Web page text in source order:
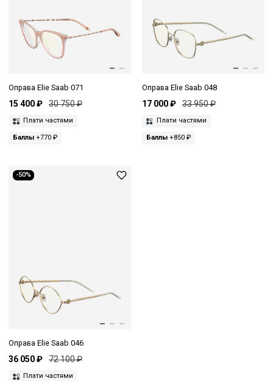
Оправа Elie Saab 071
15 400 ₽ 30 750 ₽
Плати частями
Баллы +770 ₽
Оправа Elie Saab 048
17 000 ₽ 33 950 ₽
Плати частями
Баллы+850 ₽
-50%
Оправа Elie Saab 046
36 050 ₽ 72 100 ₽
Плати частями